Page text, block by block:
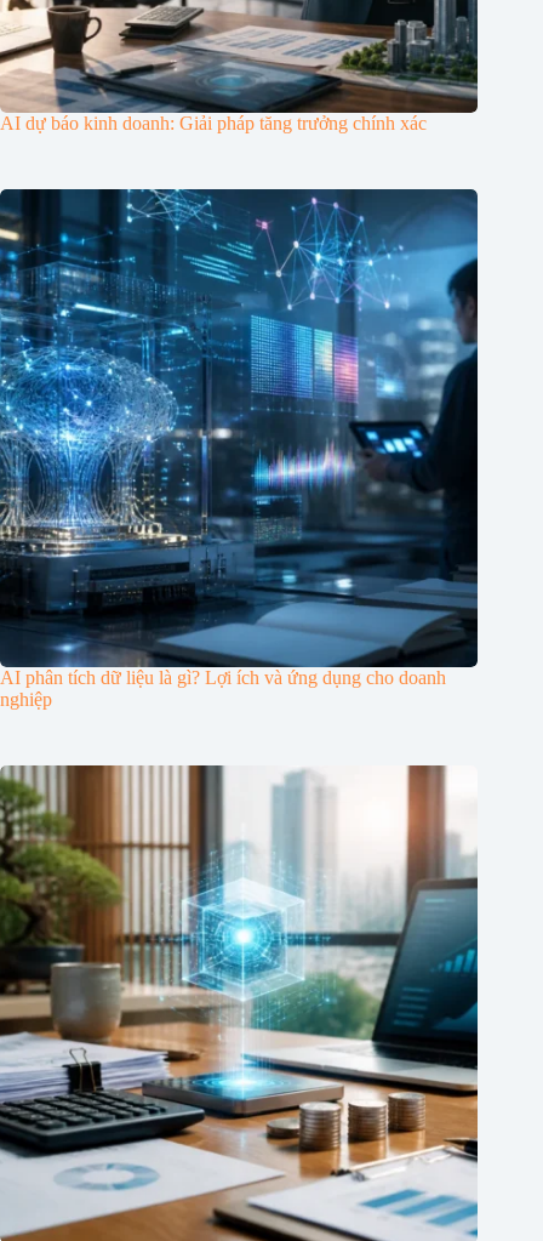
AI dự báo kinh doanh: Giải pháp tăng trưởng chính xác
AI phân tích dữ liệu là gì? Lợi ích và ứng dụng cho doanh
nghiệp